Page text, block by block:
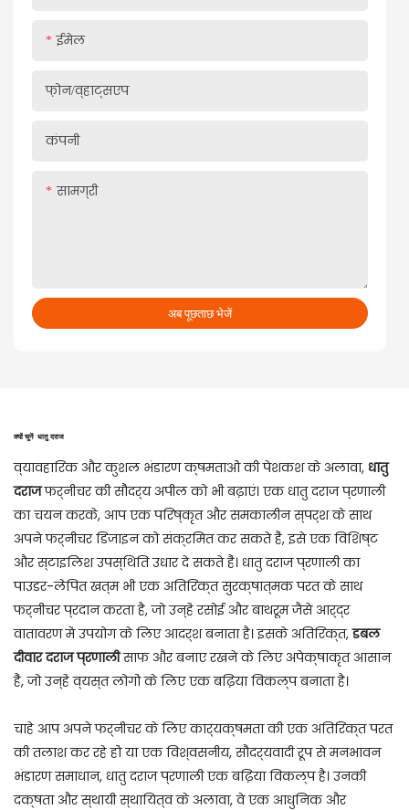
ईमेल
फ़ोन/व्हाट्सएप
कंपनी
सामग्री
अब पूछताछ भेजें
क्यों चुनें धातु दराज
व्यावहारिक और कुशल भंडारण क्षमताओं की पेशकश के अलावा, धातु
दराजफर्नीचर की सौंदर्य अपील को भी बढ़ाएं। एक धातु दराज प्रणाली
का चयन करके, आप एक परिष्कृत और समकालीन स्पर्श के साथ
अपने फर्नीचर डिजाइन को संक्रमित कर सकते हैं, इसे एक विशिष्ट
और स्टाइलिश उपस्थिति उधार दे सकते हैं। धातु दराज प्रणाली का
पाउडर-लेपित खत्म भी एक अतिरिक्त सुरक्षात्मक परत के साथ
फर्नीचर प्रदान करता है, जो उन्हें रसोई और बाथरूम जैसे आर्द्र
वातावरण में उपयोग के लिए आदर्श बनाता है। इसके अतिरिक्त,डबल
दीवार दराज प्रणालीसाफ और बनाए रखने के लिए अपेक्षाकृत आसान
हैं, जो उन्हें व्यस्त लोगों के लिए एक बढ़िया विकल्प बनाता है।
चाहे आप अपने फर्नीचर के लिए कार्यक्षमता की एक अतिरिक्त परत
की तलाश कर रहे हों या एक विश्वसनीय, सौंदर्यवादी रूप से मनभावन
भंडारण समाधान, धातु दराज प्रणाली एक बढ़िया विकल्प है। उनकी
दक्षता और स्थायी स्थायित्व के अलावा, वे एक आधुनिक और